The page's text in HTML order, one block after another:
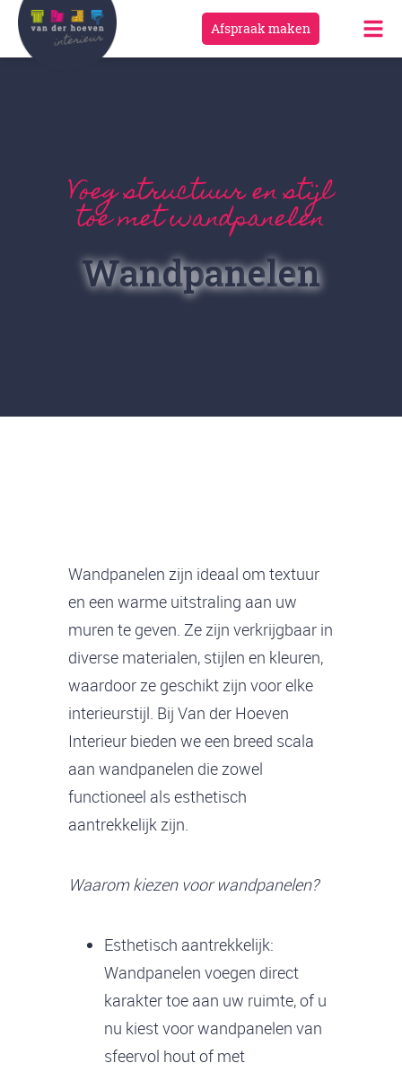
Afspraak maken
Voeg structuur en stijl
toe met wandpanelen
Wandpanelen
Wandpanelen zijn ideaal om textuur
en een warme uitstraling aan uw
muren te geven. Ze zijn verkrijgbaar in
diverse materialen, stijlen en kleuren,
waardoor ze geschikt zijn voor elke
interieurstijl. Bij Van der Hoeven
Interieur bieden we een breed scala
aan wandpanelen die zowel
functioneel als esthetisch
aantrekkelijk zijn.
Waarom kiezen voor wandpanelen?
Esthetisch aantrekkelijk:
Wandpanelen voegen direct
karakter toe aan uw ruimte, of u
nu kiest voor wandpanelen van
sfeervol hout of met